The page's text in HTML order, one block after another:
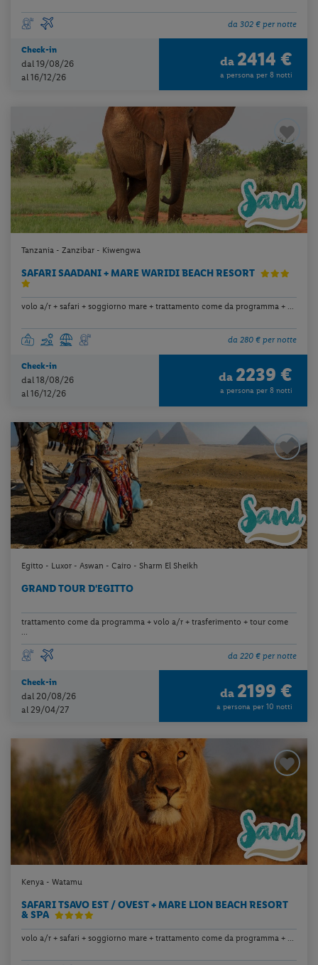
da 302 € per notte
Check-in
dal 19/08/26
al 16/12/26
da 2414 €
a persona per 8 notti
Tanzania - Zanzibar - Kiwengwa
SAFARI SAADANI + MARE WARIDI BEACH RESORT
volo a/r + safari + soggiorno mare + trattamento come da programma + ...
da 280 € per notte
Check-in
dal 18/08/26
al 16/12/26
da 2239 €
a persona per 8 notti
Egitto - Luxor - Aswan - Cairo - Sharm El Sheikh
GRAND TOUR D'EGITTO
trattamento come da programma + volo a/r + trasferimento + tour come
...
da 220 € per notte
Check-in
dal 20/08/26
al 29/04/27
da 2199 €
a persona per 10 notti
Kenya - Watamu
SAFARI TSAVO EST / OVEST + MARE LION BEACH RESORT
& SPA
volo a/r + safari + soggiorno mare + trattamento come da programma + ...